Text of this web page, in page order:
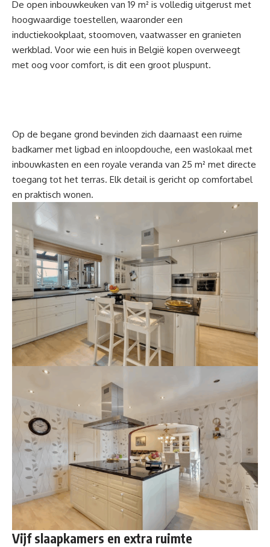
De open inbouwkeuken van 19 m² is volledig uitgerust met
hoogwaardige toestellen, waaronder een
inductiekookplaat, stoomoven, vaatwasser en granieten
werkblad. Voor wie een huis in België kopen overweegt
met oog voor comfort, is dit een groot pluspunt.
Op de begane grond bevinden zich daarnaast een ruime
badkamer met ligbad en inloopdouche, een waslokaal met
inbouwkasten en een royale veranda van 25 m² met directe
toegang tot het terras. Elk detail is gericht op comfortabel
en praktisch wonen.
Vijf slaapkamers en extra ruimte